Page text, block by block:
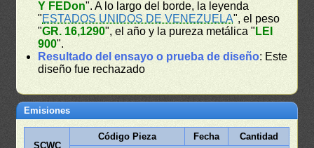
Y FEDon". A lo largo del borde, la leyenda
"ESTADOS UNIDOS DE VENEZUELA", el peso
"GR. 16,1290", el año y la pureza metálica " LEI
900".
Resultado del ensayo o prueba de diseño: Este
diseño fue rechazado
Emisiones
SCWC
Código Pieza Fecha
Cantidad